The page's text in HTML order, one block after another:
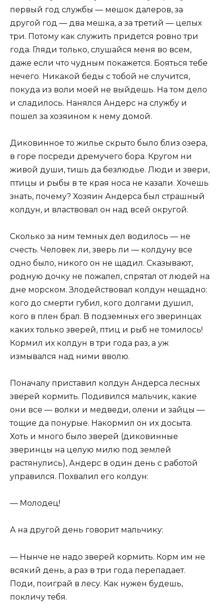
первый год службы — мешок далеров, за
другой год — два мешка, а за третий — целых
три. Потому как служить придется ровно три
года. Гляди только, слушайся меня во всем,
даже если что чудным покажется. Бояться тебе
нечего. Никакой беды с тобой не случится,
покуда из воли моей не выйдешь. На том дело
и сладилось. Нанялся Андерс на службу и
пошел за хозяином к нему домой.
Диковинное то жилье скрыто было близ озера,
в горе посреди дремучего бора. Кругом ни
живой души, тишь да безлюдье. Люди и звери,
птицы и рыбы в те края носа не казали. Хочешь
знать, почему? Хозяин Андерса был страшный
колдун, и властвовал он над всей округой.
Сколько за ним темных дел водилось — не
счесть. Человек ли, зверь ли — колдуну все
одно было, никого он не щадил. Сказывают,
родную дочку не пожалел, спрятал от людей на
дне морском. Злодействовал колдун нещадно:
кого до смерти губил, кого долгами душил,
кого в плен брал. В подземных его зверинцах
каких только зверей, птиц и рыб не томилось!
Кормил их колдун в три года раз, а уж
измывался над ними вволю.
Поначалу приставил колдун Андерса лесных
зверей кормить. Подивился мальчик, какие
они все — волки и медведи, олени и зайцы —
тощие да понурые. Накормил он их досыта.
Хоть и много было зверей (диковинные
зверинцы на целую милю под землей
растянулись), Андерс в один день с работой
управился. Похвалил его колдун:
— Молодец!
А на другой день говорит мальчику:
— Нынче не надо зверей кормить. Корм им не
всякий день, а раз в три года перепадает.
Поди, поиграй в лесу. Как нужен будешь,
покличу тебя.